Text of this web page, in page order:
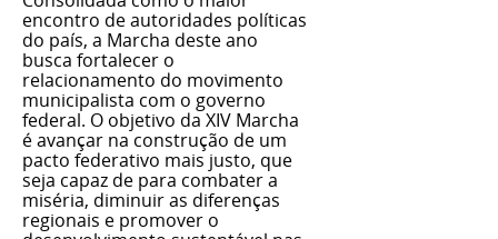
encontro de autoridades políticas
do país, a Marcha deste ano
busca fortalecer o
relacionamento do movimento
municipalista com o governo
federal. O objetivo da XIV Marcha
é avançar na construção de um
pacto federativo mais justo, que
seja capaz de para combater a
miséria, diminuir as diferenças
regionais e promover o